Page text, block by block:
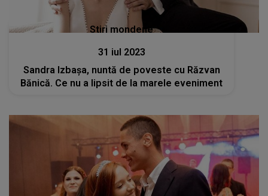
Stiri mondene
31 iul 2023
Sandra Izbașa, nuntă de poveste cu Răzvan
Bănică. Ce nu a lipsit de la marele eveniment